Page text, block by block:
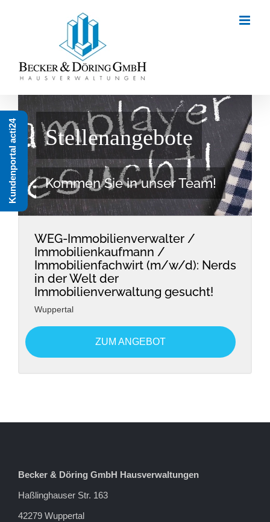
Stellenangebote
Kommen Sie in unser Team!
WEG-Immobilienverwalter /
Immobilienkaufmann /
Immobilienfachwirt (m/w/d): Nerds
in der Welt der
Immobilienverwaltung gesucht!
Wuppertal
ZUM ANGEBOT
Becker & Döring GmbH Hausverwaltungen
Haßlinghauser Str. 163
42279 Wuppertal
Kundenportal acti24